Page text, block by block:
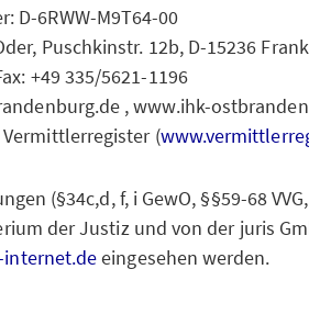
D-6RWW-M9T64-00
Puschkinstr. 12b, D-15236
+49 335/5621-1196
, www.ihk-
(
(§34c,d, f, i GewO, §§59-68
der Justiz und von der juris
internet.deeingesehen werden.